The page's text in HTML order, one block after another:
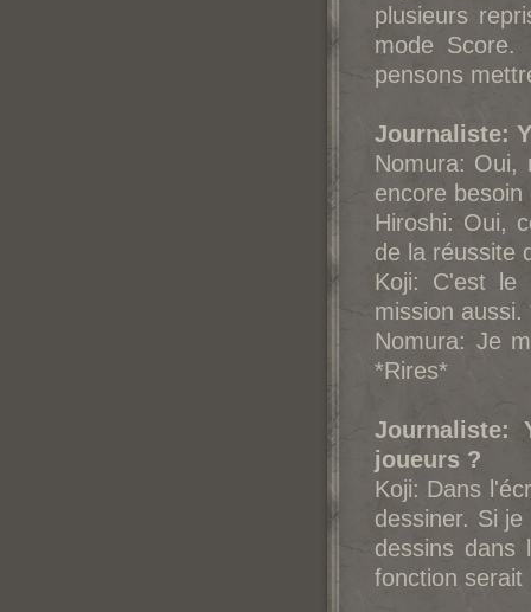
plusieurs
mode Score.
pensons
Journaliste:
Nomura: Oui,
encore besoin
Hiroshi: Oui,
de la réussite
Koji: C'est le
mission aussi.
Nomura: Je
*Rires*
Journaliste:
joueurs ?
Koji: Dans
dessiner. Si
dessins dans
fonction serait